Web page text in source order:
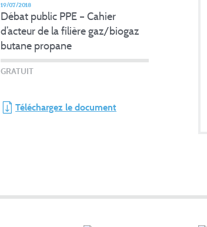
19/07/2018
Débat public PPE – Cahier
d’acteur de la filière gaz/biogaz
butane propane
GRATUIT
Téléchargez le document